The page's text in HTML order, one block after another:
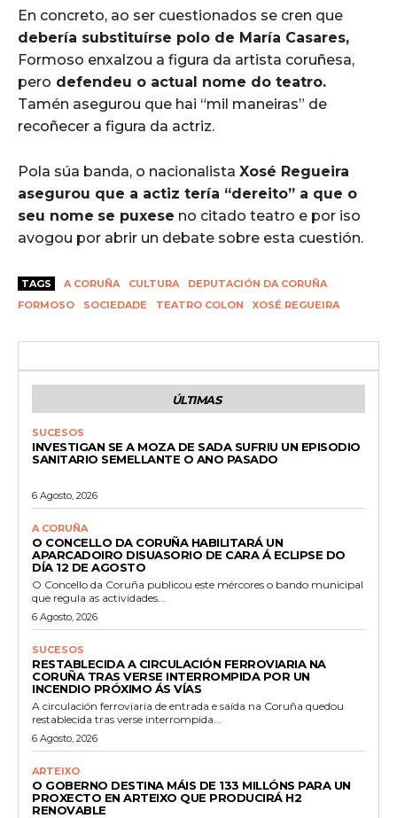
En concreto, ao ser cuestionados se cren que
debería substituírse polo de María Casares,
Formoso enxalzou a figura da artista coruñesa,
pero defendeu o actual nome do teatro.
Tamén asegurou que hai “mil maneiras” de
recoñecer a figura da actriz.
Pola súa banda, o nacionalista Xosé Regueira
asegurou que a actiz tería “dereito” a que o
seu nome se puxese no citado teatro e por iso
avogou por abrir un debate sobre esta cuestión.
TAGS A CORUÑA CULTURA
DEPUTACIÓN DA CORUÑA
FORMOSO
SOCIEDADE TEATRO COLON XOSÉ REGUEIRA
ÚLTIMAS
SUCESOS
INVESTIGAN SE A MOZA DE SADA SUFRIU UN EPISODIO
SANITARIO SEMELLANTE O ANO PASADO
6 Agosto, 2026
A CORUÑA
O CONCELLO DA CORUÑA HABILITARÁ UN
APARCADOIRO DISUASORIO DE CARA Á ECLIPSE DO
DÍA 12 DE AGOSTO
O Concello da Coruña publicou este mércores o bando municipal
que regula as actividades...
6 Agosto, 2026
SUCESOS
RESTABLECIDA A CIRCULACIÓN FERROVIARIA NA
CORUÑA TRAS VERSE INTERROMPIDA POR UN
INCENDIO PRÓXIMO ÁS VÍAS
A circulación ferroviaria de entrada e saída na Coruña quedou
restablecida tras verse interrompida...
6 Agosto, 2026
ARTEIXO
O GOBERNO DESTINA MÁIS DE 133 MILLÓNS PARA UN
PROXECTO EN ARTEIXO QUE PRODUCIRÁ H2
RENOVABLE